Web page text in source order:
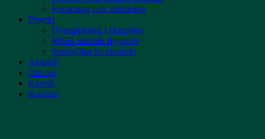
Forskning och utbildning
Projekt
Övergödning i Hargsjön
MKB Skövde flygplats
Sandsjöbacka ekodukt
Aktuellt
Om oss
Karriär
Kontakt